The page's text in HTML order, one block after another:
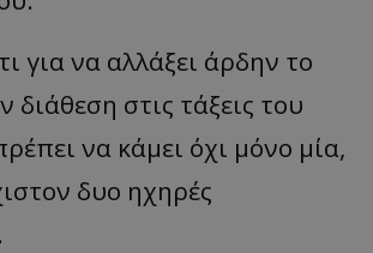
για να αλλάξει άρδην το
διάθεση στις τάξεις του
να κάμει όχι μόνο μία,
δυο ηχηρές